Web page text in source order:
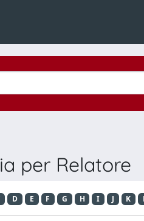
per Relatore
D E F G H I J K